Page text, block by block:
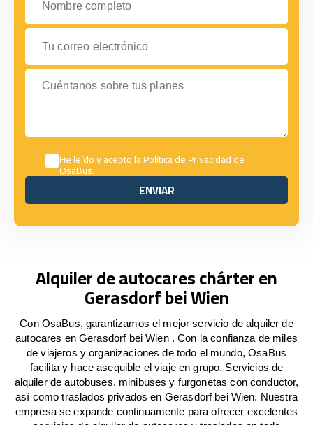
Tu correo electrónico
Cuéntanos sobre tus planes
He leído y acepto laPolítica de Privacidadde
OsaBus.
ENVIAR
ENVIAR
Alquiler de autocares chárter en
Gerasdorf bei Wien
Con OsaBus, garantizamos el mejor servicio de alquiler de
autocares en Gerasdorf bei Wien . Con la confianza de miles
de viajeros y organizaciones de todo el mundo, OsaBus
facilita y hace asequible el viaje en grupo. Servicios de
alquiler de autobuses, minibuses y furgonetas con conductor,
así como traslados privados en Gerasdorf bei Wien. Nuestra
empresa se expande continuamente para ofrecer excelentes